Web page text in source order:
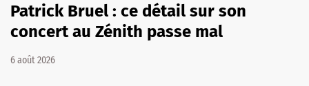
Patrick Bruel : ce détail sur son
concert au Zénith passe mal
6 août 2026